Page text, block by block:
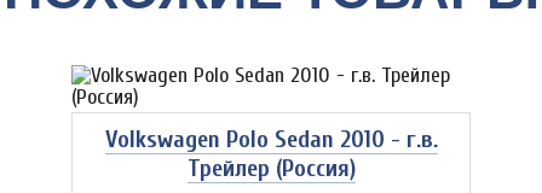
Volkswagen Polo Sedan 2010 - г.в.
Трейлер (Россия)